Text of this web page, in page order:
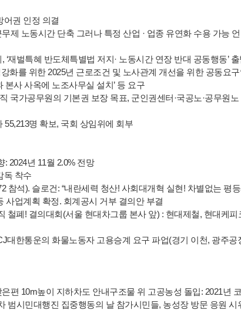
어권 인정 의결
제 노동시간 단축 그러나 특정 산업 · 업종 유연화 수용 가능 언
재벌특혜 반도체특별법 저지· 노동시간 연장 반대 공동행동’ 출
화를 위한 2025년 근로조건 및 노사관계 개선을 위한 공동요
본사 사옥에 노조사무실 설치’ 등 요구
국가공무원의 기본권 보장 목표, 군인권센터·국공노·공무원노
명 확보, 국회 상임위에 회부
2024년 11월 2.0% 전망
독 착수
참석). 슬로건: “내란세력 청산! 사회대개혁 실현! 차별없는 평등
사업계획 확정. 회계공시 거부 결의안 부결
철폐! 결의대회(서울 현대차그룹 본사 앞) : 현대제철, 현대케피
한통운의 화물노동자 고용승계 요구 파업(경기 이천, 광주공
편 10m높이 지하차도 안내구조물 위 고공농성 돌입: 2021년
범시민대행진 집중행동의 날 참가시민들, 농성장 방문 응원 시